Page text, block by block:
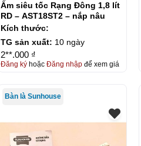
Ấm siêu tốc Rạng Đông 1,8 lít
RD – AST18ST2 – nắp nâu
Kích thước:
TG sản xuất: 10 ngày
2**.000 ₫
Đăng kýhoặc Đăng nhậpđể xem giá
Bàn là Sunhouse